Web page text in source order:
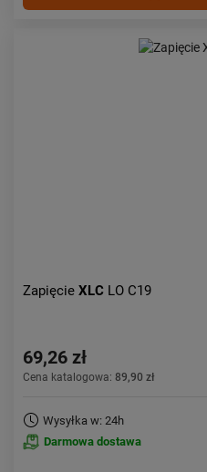
Zapięcie XLC LO C19
69,26 zł
Cena katalogowa: 89,90 zł
Wysyłka w: 24h
Darmowa dostawa